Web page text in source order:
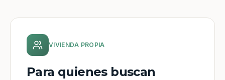
VIVIENDA PROPIA
Para quienes buscan